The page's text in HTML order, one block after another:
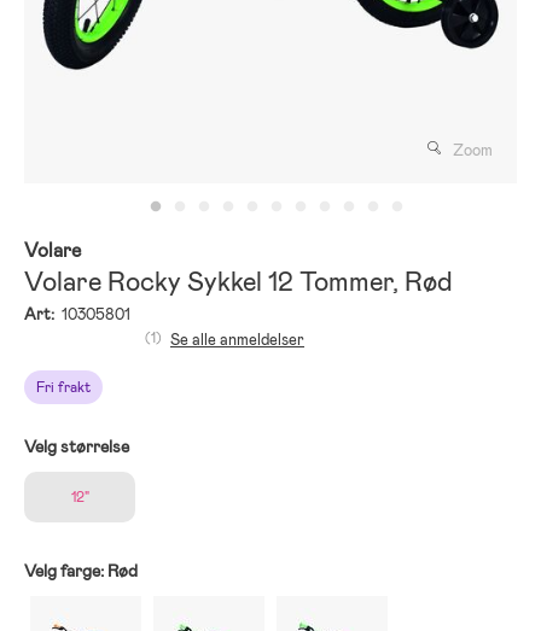
Zoom
Volare
Volare Rocky Sykkel 12 Tommer, Rød
Art: 10305801
Fri frakt
(1) Se alle anmeldelser
Velg størrelse
12"
Velg farge: Rød